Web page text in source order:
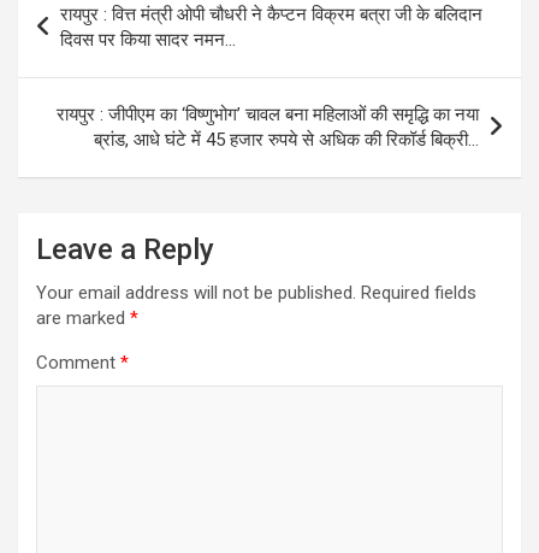
navigation
रायपुर : वित्त मंत्री ओपी चौधरी ने कैप्टन विक्रम बत्रा जी के बलिदान
दिवस पर किया सादर नमन…
रायपुर : जीपीएम का ‘विष्णुभोग’ चावल बना महिलाओं की समृद्धि का नया
ब्रांड, आधे घंटे में 45 हजार रुपये से अधिक की रिकॉर्ड बिक्री…
Leave a Reply
Your email address will not be published. Required fields
are marked *
Comment *